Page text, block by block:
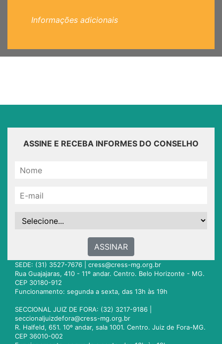
Informações adicionais
ASSINE E RECEBA INFORMES DO CONSELHO
ASSINAR
SEDE: (31) 3527-7676 | cress@cress-mg.org.br
Rua Guajajaras, 410 - 11º andar. Centro. Belo Horizonte - MG.
CEP 30180-912
Funcionamento: segunda a sexta, das 13h às 19h
SECCIONAL JUIZ DE FORA: (32) 3217-9186 |
seccionaljuizdefora@cress-mg.org.br
R. Halfeld, 651. 10º andar, sala 1001. Centro. Juiz de Fora-MG.
CEP 36010-002